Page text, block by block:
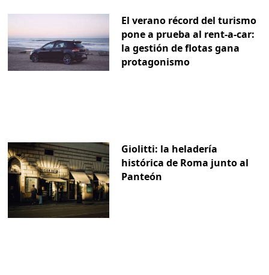
El verano récord del turismo
pone a prueba al rent-a-car:
la gestión de flotas gana
protagonismo
Giolitti: la heladería
histórica de Roma junto al
Panteón